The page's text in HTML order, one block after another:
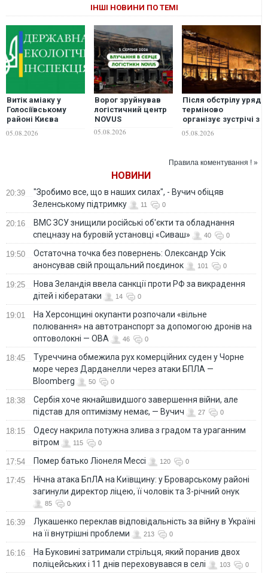
ІНШІ НОВИНИ ПО ТЕМІ
Витік аміаку у
Голосіївському
районі Києва
локалізували: чи
можна відкривати
05.08.2026
Ворог зруйнував
логістичний центр
NOVUS
05.08.2026
Після обстрілу уряд
терміново
організує зустрічі з
представниками
бізнесу, -
05.08.2026
Правила коментування ! »
НОВИНИ
20:39
"Зробимо все, що в наших силах", - Вучич обіцяв
Зеленському підтримку
11 0
20:16
ВМС ЗСУ знищили російські об'єкти та обладнання
спецназу на буровій установці «Сиваш»
40 0
19:50
Остаточна точка без повернень: Олександр Усік
анонсував свій прощальний поєдинок
101 0
19:25
Нова Зеландія ввела санкції проти РФ за викрадення
дітей і кібератаки
14 0
19:01
На Херсонщині окупанти розпочали «вільне
полювання» на автотранспорт за допомогою дронів на
оптоволокні — ОВА
46 0
18:45
Туреччина обмежила рух комерційних суден у Чорне
море через Дарданелли через атаки БПЛА —
Bloomberg
50 0
18:38
Сербія хоче якнайшвидшого завершення війни, але
підстав для оптимізму немає, — Вучич
27 0
18:15
Одесу накрила потужна злива з градом та ураганним
вітром
115 0
17:54 Помер батько Ліонеля Мессі 120 0
17:45
Нічна атака БпЛА на Київщину: у Броварському районі
загинули директор ліцею, її чоловік та 3-річний онук
85 0
16:39
Лукашенко переклав відповідальність за війну в Україні
на її внутрішні проблеми
213 0
16:16
На Буковині затримали стрільця, який поранив двох
поліцейських і 11 днів переховувався в селі
103 0